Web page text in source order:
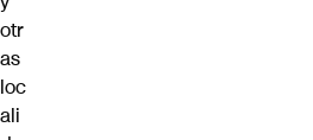
otr
as
loc
ali